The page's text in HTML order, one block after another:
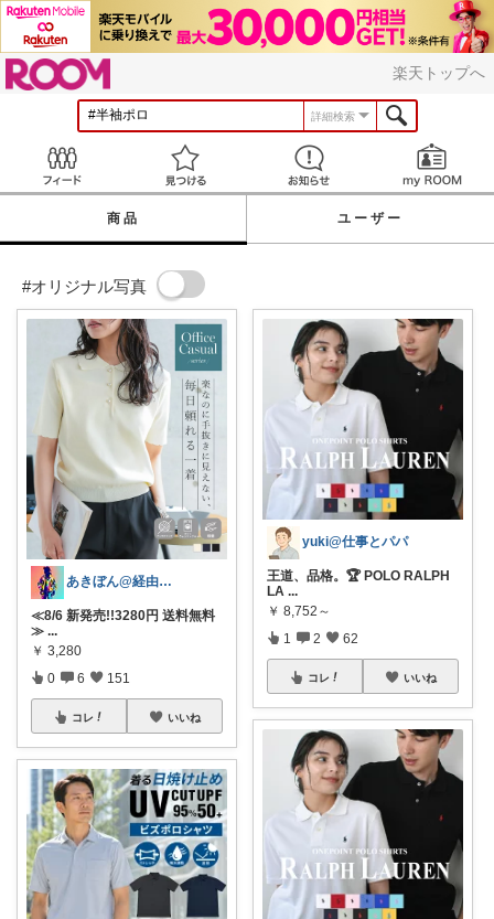
楽天トップへ
詳細検索
見つける お知らせ
商品 ユーザー
#オリジナル写真
あきぼん@経由購入ありがとうございます
≪8/6 新発売!!3280円 送料無料
≫ ...
￥ 3,280
0 6 151
コレ いいね
yuki@仕事とパパ
王道、品格。🏆 POLO RALPH
LA ...
￥ 8,752～
1 2 62
コレ いいね